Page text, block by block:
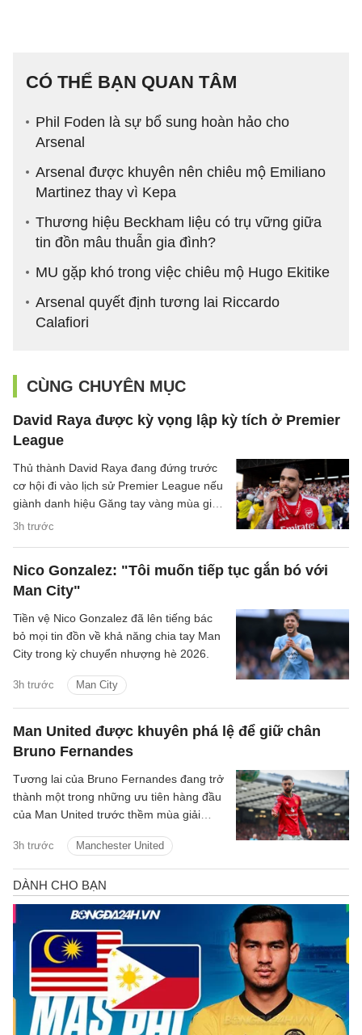
CÓ THỂ BẠN QUAN TÂM
Phil Foden là sự bổ sung hoàn hảo cho
Arsenal
Arsenal được khuyên nên chiêu mộ Emiliano
Martinez thay vì Kepa
Thương hiệu Beckham liệu có trụ vững giữa
tin đồn mâu thuẫn gia đình?
MU gặp khó trong việc chiêu mộ Hugo Ekitike
Arsenal quyết định tương lai Riccardo
Calafiori
CÙNG CHUYÊN MỤC
David Raya được kỳ vọng lập kỳ tích ở Premier
League
3h trước
Thủ thành David Raya đang đứng trước
cơ hội đi vào lịch sử Premier League nếu
giành danh hiệu Găng tay vàng mùa giải
2026/27.
Nico Gonzalez: "Tôi muốn tiếp tục gắn bó với
Man City"
3h trước Man City
Tiền vệ Nico Gonzalez đã lên tiếng bác
bỏ mọi tin đồn về khả năng chia tay Man
City trong kỳ chuyển nhượng hè 2026.
Man United được khuyên phá lệ để giữ chân
Bruno Fernandes
3h trước Manchester United
Tương lai của Bruno Fernandes đang trở
thành một trong những ưu tiên hàng đầu
của Man United trước thềm mùa giải